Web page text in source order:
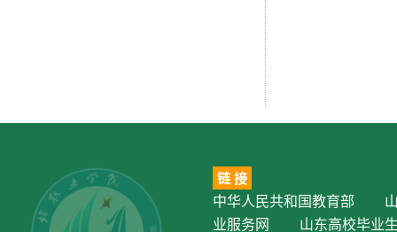
链 接
中华人民共和国教育部
业服务网
山东高校毕业